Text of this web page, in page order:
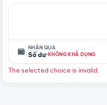
NHẬN QUA
Số dư·KHÔNG KHẢ DỤNG
The selected choice is invalid.